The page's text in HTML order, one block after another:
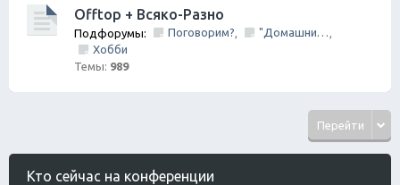
Offtop + Всяко-Разно
Подфорумы: Поговорим?, "Домашний Очаг"
,
Хобби
Темы: 989
Перейти
Кто сейчас на конференции